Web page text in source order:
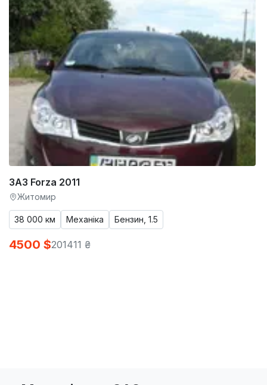
ЗАЗ Forza 2011
Житомир
38 000 км Механіка Бензин, 1.5
4500 $201411 ₴